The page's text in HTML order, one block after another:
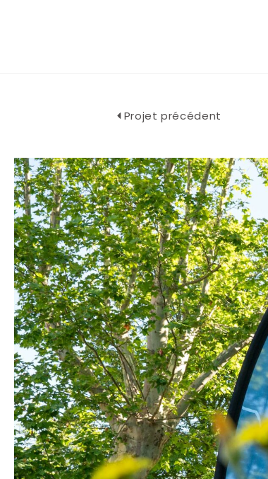
Projet précédent